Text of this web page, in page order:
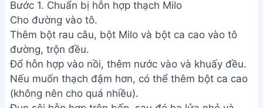
Bước 1. Chuẩn bị hỗn hợp thạch Milo
Cho đường vào tô.
Thêm bột rau câu, bột Milo và bột ca cao vào tô
đường, trộn đều.
Đổ hỗn hợp vào nồi, thêm nước vào và khuấy đều.
Nếu muốn thạch đậm hơn, có thể thêm bột ca cao
(không nên cho quá nhiều).